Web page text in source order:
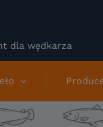
dla wędkarza